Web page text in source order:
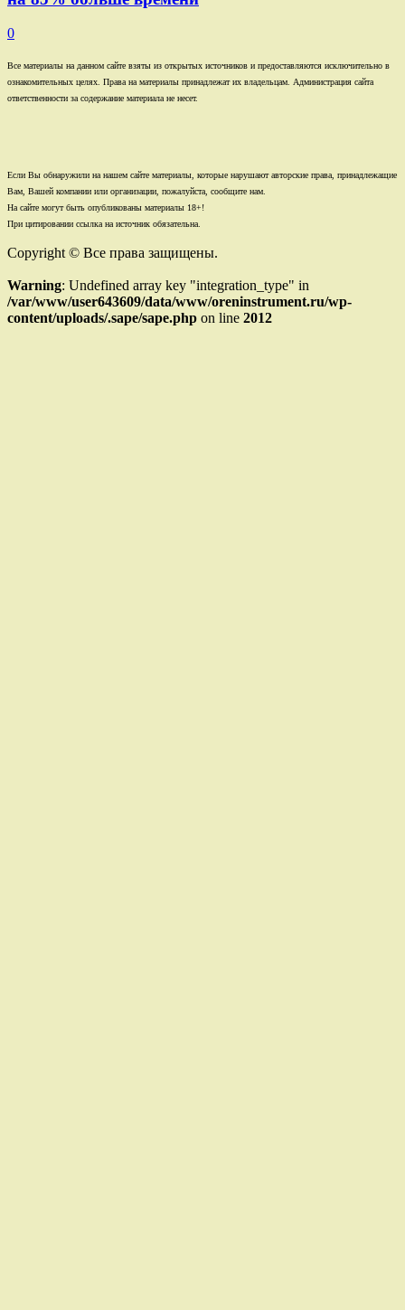
0
Все материалы на данном сайте взяты из открытых источников и предоставляются исключительно в
ознакомительных целях. Права на материалы принадлежат их владельцам. Администрация сайта
ответственности за содержание материала не несет.
Если Вы обнаружили на нашем сайте материалы, которые нарушают авторские права, принадлежащие
Вам, Вашей компании или организации, пожалуйста, сообщите нам.
На сайте могут быть опубликованы материалы 18+!
При цитировании ссылка на источник обязательна.
Copyright © Все права защищены.
Warning: Undefined array key "integration_type" in
/var/www/user643609/data/www/oreninstrument.ru/wp-
content/uploads/.sape/sape.php on line 2012